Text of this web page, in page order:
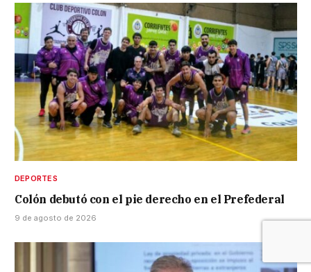
DEPORTES
Colón debutó con el pie derecho en el Prefederal
9 de agosto de 2026